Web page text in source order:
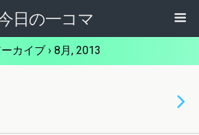
日の一コマ
カイブ › 8月, 2013